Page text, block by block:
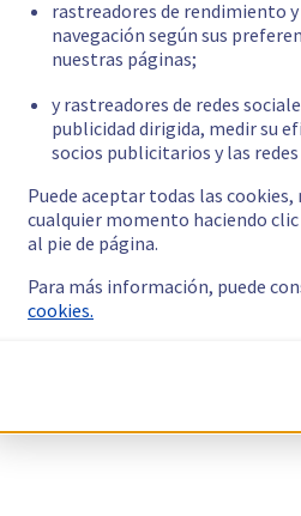
rastreadores de rendimiento
navegación según sus
nuestras páginas;
y rastreadores de redes
publicidad dirigida, medir su
socios publicitarios y las redes
Puede aceptar todas las
cualquier momento haciendo
al pie de página.
Para más información, puede
cookies.